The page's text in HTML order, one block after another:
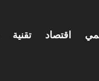
اقتصاد تقنية